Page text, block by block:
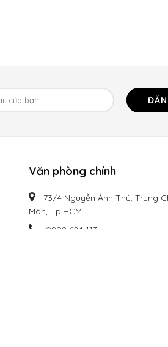
Văn phòng chính
73/4 Nguyễn Ảnh Thủ, Trung
Môn, Tp.HCM
0909 624 113